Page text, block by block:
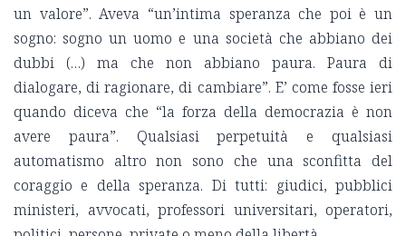
un valore”. Aveva “un’intima speranza che poi è un
sogno: sogno un uomo e una società che abbiano dei
dubbi (…) ma che non abbiano paura. Paura di
dialogare, di ragionare, di cambiare”. E’ come fosse ieri
quando diceva che “la forza della democrazia è non
avere paura”. Qualsiasi perpetuità e qualsiasi
automatismo altro non sono che una sconfitta del
coraggio e della speranza. Di tutti: giudici, pubblici
ministeri, avvocati, professori universitari, operatori,